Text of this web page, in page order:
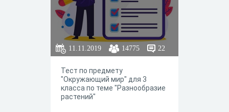
11.11.2019 14775 22
Тест по предмету
"Окружающий мир" для 3
класса по теме "Разнообразие
растений"